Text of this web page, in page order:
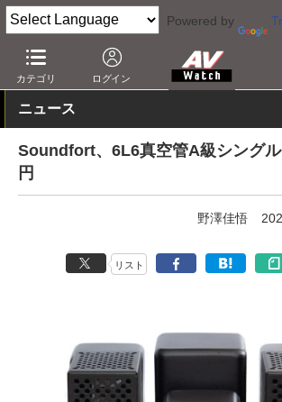
Powered by
カテゴリ ログイン
AV Watch 製品 オーディオアンプ
ニュース
Soundfort、6L6真空管A級シング
円
野澤佳悟
リスト